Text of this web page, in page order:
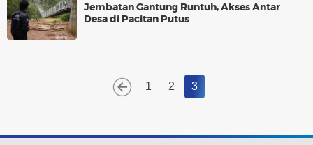
Jembatan Gantung Runtuh, Akses Antar
Desa di Pacitan Putus
1 2 3